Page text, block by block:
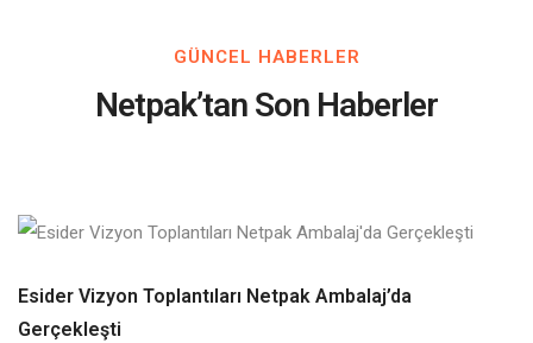
GÜNCEL HABERLER
Netpak’tan Son Haberler
Esider Vizyon Toplantıları Netpak Ambalaj’da
Gerçekleşti